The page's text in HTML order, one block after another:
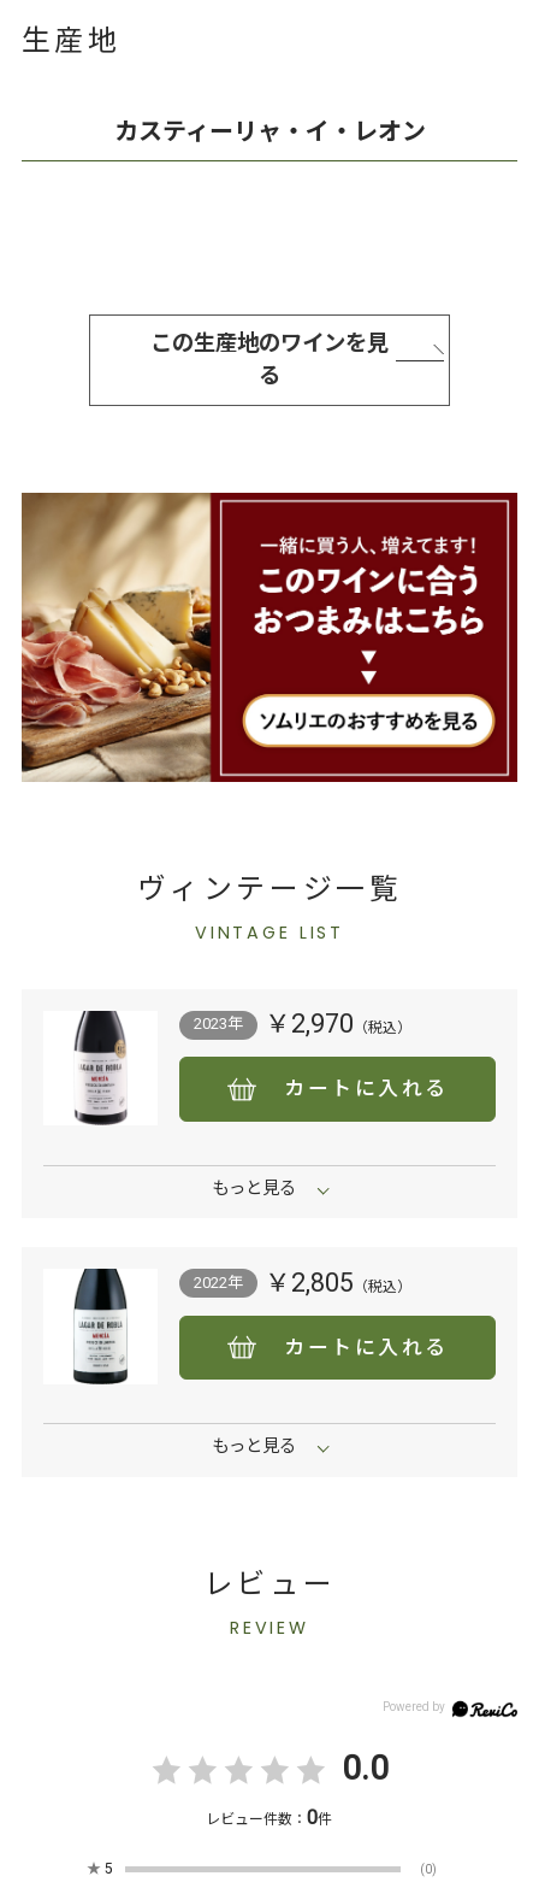
生産地
カスティーリャ・イ・レオン
この生産地のワインを見
る
ヴィンテージ一覧
VINTAGE LIST
2023年 ￥2,970
カートに入れる
2022年 ￥2,805
カートに入れる
レビュー
REVIEW
0.0
レビュー件数：0件
★ 5 (0)